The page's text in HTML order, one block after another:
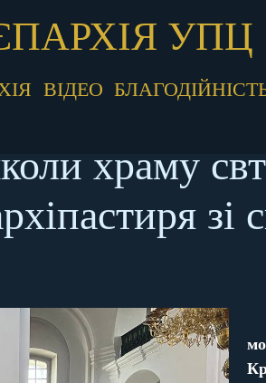
УПЦ
ВІДЕО
храму
зі